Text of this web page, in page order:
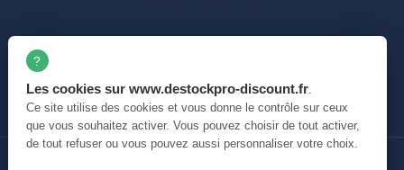
DEVIS GRATUIT POUR
VOTRE PROJET
Les cookies sur www.destockpro-discount.fr.
Ce site utilise des cookies et vous donne le contrôle sur ceux
que vous souhaitez activer. Vous pouvez choisir de tout activer,
de tout refuser ou vous pouvez aussi personnaliser votre choix.